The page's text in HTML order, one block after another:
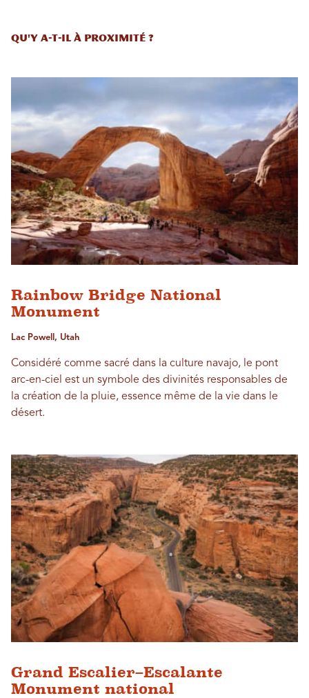
Qu'y a-t-il à proximité ?
Rainbow Bridge National
Monument
Lac Powell, Utah
Considéré comme sacré dans la culture navajo, le pont
arc-en-ciel est un symbole des divinités responsables de
la création de la pluie, essence même de la vie dans le
désert.
Grand Escalier–Escalante
Monument national